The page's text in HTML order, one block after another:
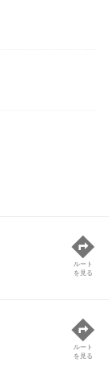
ルート
を見る
ルート
を見る